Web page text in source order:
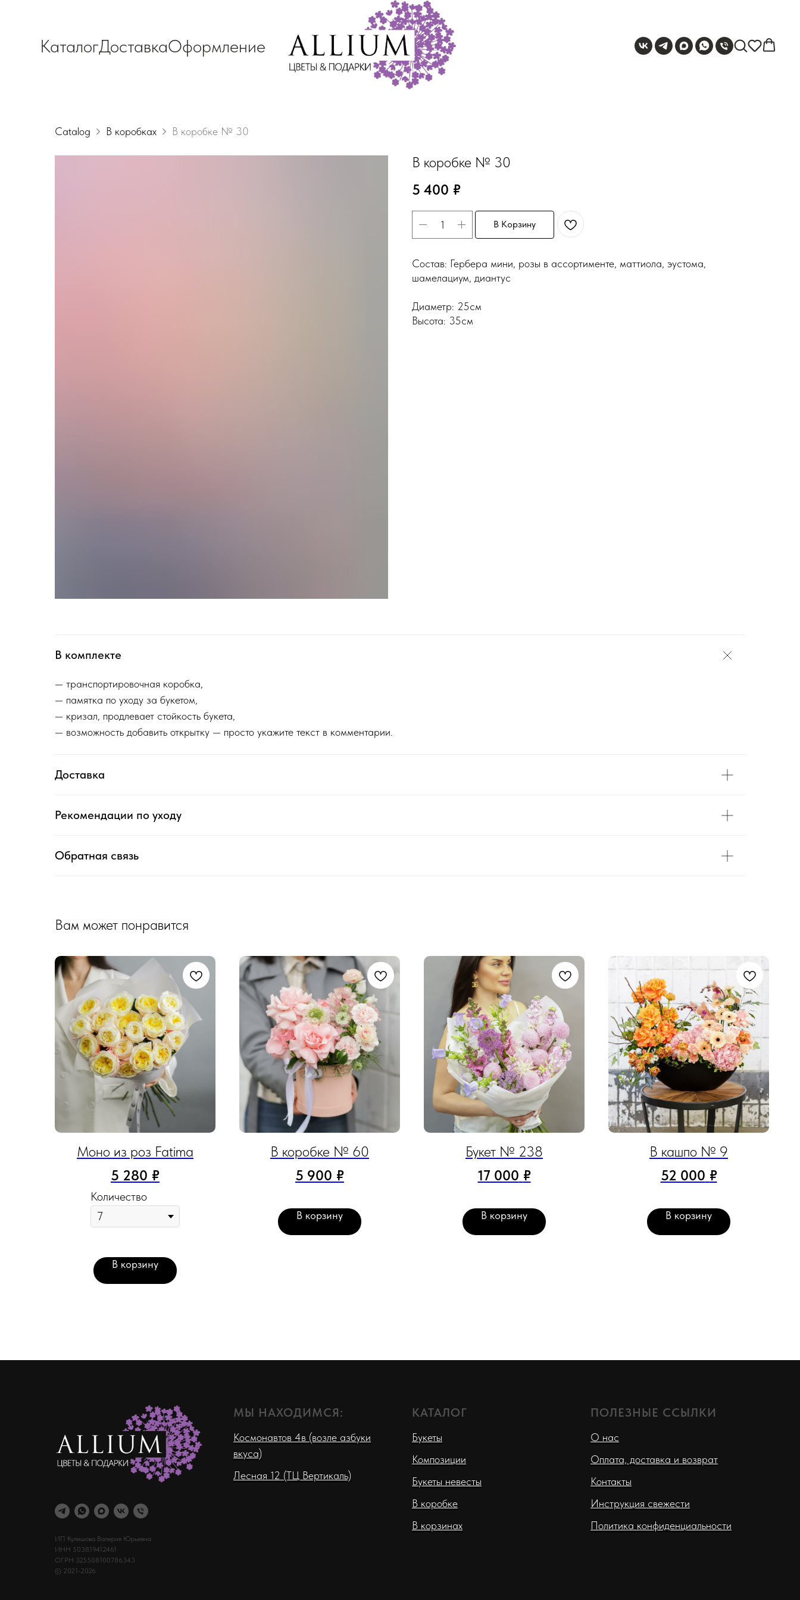
КаталогДоставкаОформление
Catalog В коробках В коробке № 30
В коробке № 30
5 400 ₽
В Корзину
Состав: Гербера мини, розы в ассортименте, маттиола, эустома,
шамелациум, диантус
Диаметр: 25см
Высота: 35см
В комплекте
— транспортировочная коробка,
— памятка по уходу за букетом,
— кризал, продлевает стойкость букета,
— возможность добавить открытку — просто укажите текст в комментарии.
Доставка
Рекомендации по уходу
Обратная связь
Вам может понравится
Моно из роз Fatima
5 280 ₽
Количество
В корзину
В коробке № 60
5 900 ₽
В корзину
Букет № 238
17 000 ₽
В корзину
В кашпо № 9
52 000 ₽
В корзину
ИП Кулешова Валерия Юрьевна
ИНН 503819412461
ОГРН 325508100786343
© 2021-2026
МЫ НАХОДИМСЯ:
Космонавтов 4в (возле азбуки
вкуса)
Лесная 12 (ТЦ Вертикаль)
КАТАЛОГ
Букеты
Композиции
Букеты невесты
В коробке
В корзинах
ПОЛЕЗНЫЕ ССЫЛКИ
О нас
Оплата, доставка и возврат
Контакты
Инструкция свежести
Политика конфиденциальности